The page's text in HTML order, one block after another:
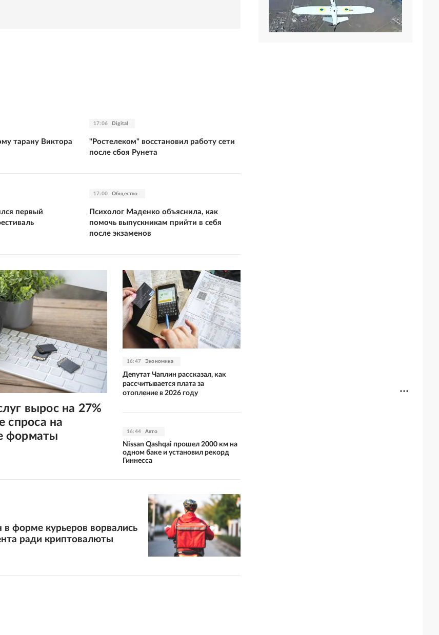
тарану Виктора
17:06 Digital
"Ростелеком" восстановил работу сети
после сбоя Рунета
первый
17:00 Общество
Психолог Маденко объяснила, как
помочь выпускникам прийти в себя
после экзаменов
вырос на 27%
спроса на
форматы
16:47 Экономика
Депутат Чаплин рассказал, как
рассчитывается плата за
отопление в 2026 году
16:44 Авто
Nissan Qashqai прошел 2000 км на
одном баке и установил рекорд
Гиннесса
в форме курьеров ворвались
ради криптовалюты